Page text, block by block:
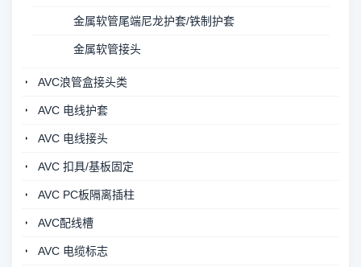
金属软管尾端尼龙护套/铁制护套
金属软管接头
AVC浪管盒接头类
AVC 电线护套
AVC 电线接头
AVC 扣具/基板固定
AVC PC板隔离插柱
AVC配线槽
AVC 电缆标志